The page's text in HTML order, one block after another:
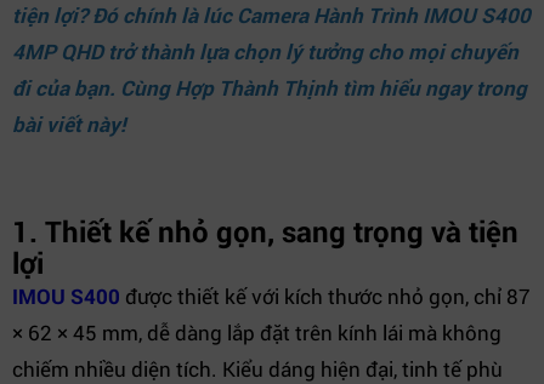
tiện lợi? Đó chính là lúc Camera Hành Trình IMOU S400
4MP QHD trở thành lựa chọn lý tưởng cho mọi chuyến
đi của bạn. CùngHợp Thành Thịnh tìm hiểu ngay trong
bài viết này!
1. Thiết kế nhỏ gọn, sang trọng và tiện
lợi
IMOU S400 được thiết kế với kích thước nhỏ gọn, chỉ 87
× 62 × 45 mm, dễ dàng lắp đặt trên kính lái mà không
chiếm nhiều diện tích. Kiểu dáng hiện đại, tinh tế phù